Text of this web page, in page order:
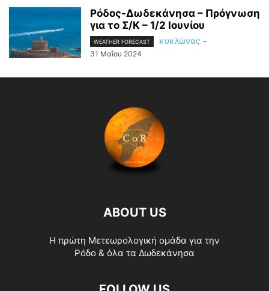
Ρόδος-Δωδεκάνησα – Πρόγνωση
για το Σ/Κ – 1/2 Ιουνίου
WEATHER FORECAST κυκλώνας -
31 Μαΐου 2024
ABOUT US
Η πρώτη Μετεωρολογική ομάδα για την
Ρόδο & όλα τα Δωδεκάνησα